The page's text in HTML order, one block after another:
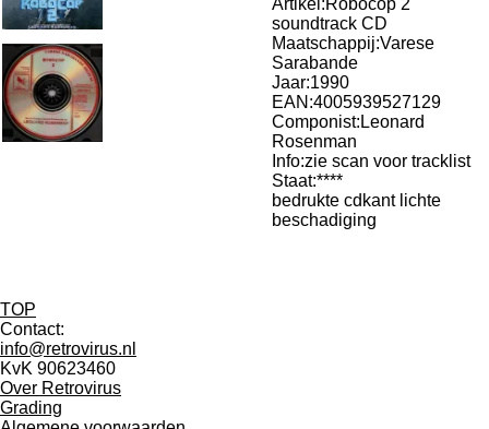
soundtrack CD
Maatschappij:Varese
Sarabande
Jaar:1990
EAN:4005939527129
Componist:Leonard
Rosenman
Info:zie scan voor tracklist
Staat:****
bedrukte cdkant lichte
beschadiging
TOP
Contact:
info@retrovirus.nl
KvK 90623460
Over Retrovirus
Grading